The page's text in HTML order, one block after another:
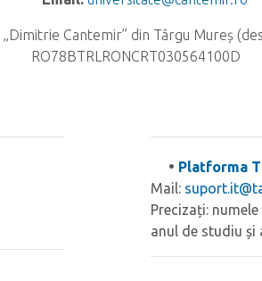
„Dimitrie Cantemir” din Târgu Mureș
RO78BTRLRONCRT030564100D
• Platforma
Mail:
Precizați:
anul de studiu și